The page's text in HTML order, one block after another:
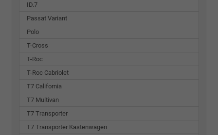
ID.7
Passat Variant
Polo
T-Cross
T-Roc
T-Roc Cabriolet
T7 California
T7 Multivan
T7 Transporter
T7 Transporter Kastenwagen